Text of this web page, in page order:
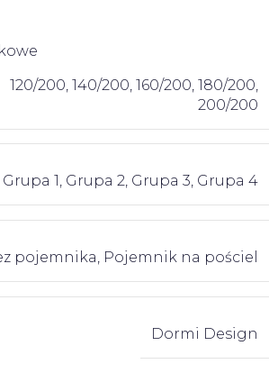
120/200 140/200 160/200 180/200
200/200
Grupa 1, Grupa 2, Grupa 3, Grupa 4
pojemnika, Pojemnik na pościel
Dormi Design